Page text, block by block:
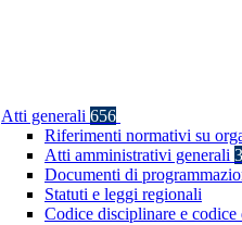
Atti generali 656
Riferimenti normativi su
Atti amministrativi generali
Documenti di
Statuti e leggi regionali
Codice disciplinare e codice